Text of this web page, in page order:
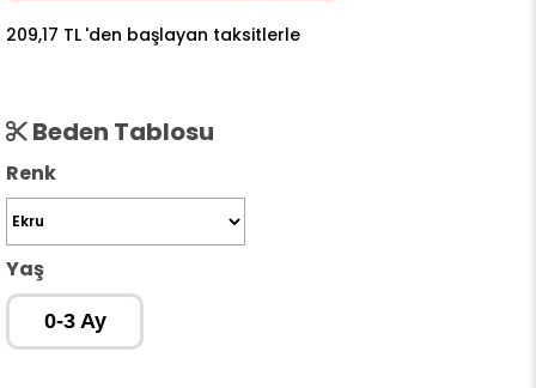
209,17 TL 'den başlayan taksitlerle
Beden Tablosu
Renk
Yaş
0-3 Ay